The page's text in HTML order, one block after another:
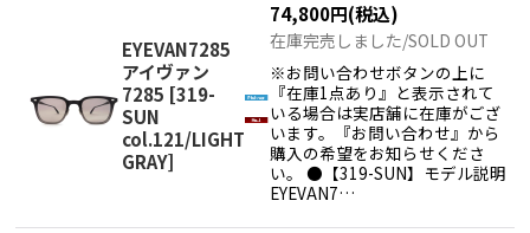
EYEVAN7285
アイヴァン
7285 [319-
SUN
col.121/LIGHT
GRAY]
74,800円(税込)
在庫完売しました/SOLD OUT
※お問い合わせボタンの上に
『在庫1点あり』と表示されて
いる場合は実店舗に在庫がござ
います。『お問い合わせ』から
購入の希望をお知らせくださ
い。 ●【319-SUN】モデル説明
EYEVAN7…